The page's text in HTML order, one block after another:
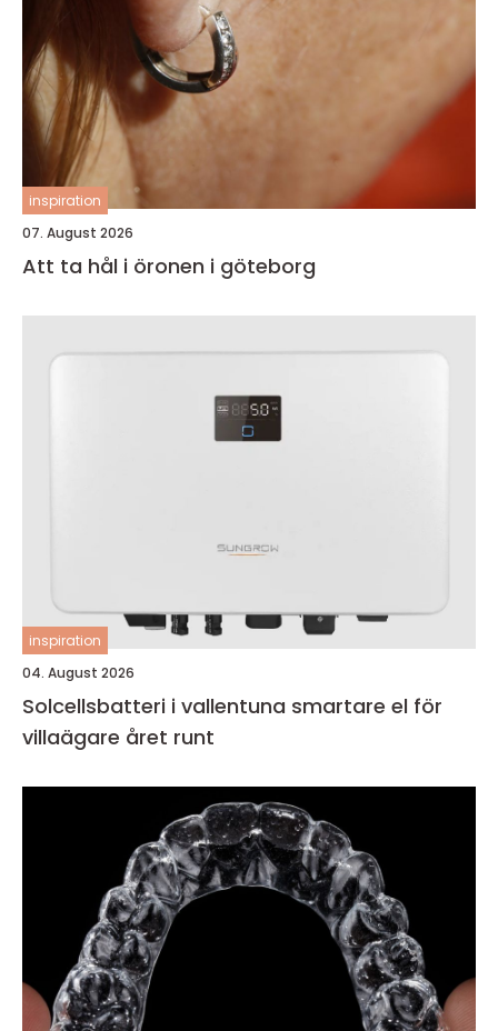
inspiration
07. August 2026
Att ta hål i öronen i göteborg
inspiration
04. August 2026
Solcellsbatteri i vallentuna smartare el för
villaägare året runt